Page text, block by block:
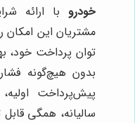
خودرو با ارائه
مشتریان این امکان
توان پرداخت خود،
بدون هیچ‌گونه
پیش‌پرداخت
سالیانه، همگی